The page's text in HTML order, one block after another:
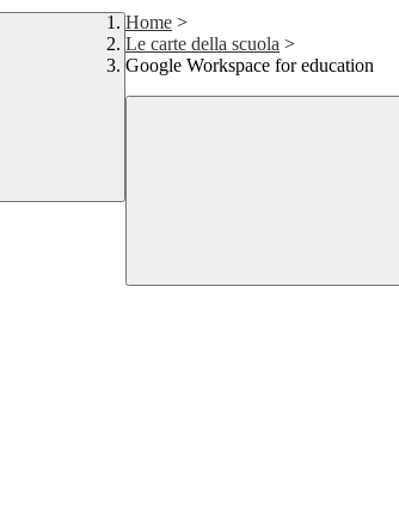
Home >
Le carte della scuola >
Google Workspace for education